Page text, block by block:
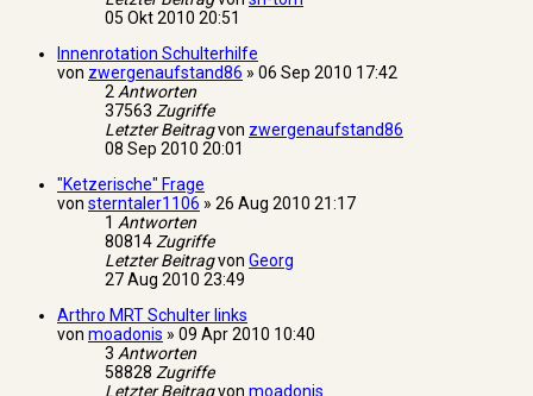
05 Okt 2010 20:51
Innenrotation Schulterhilfe
von zwergenaufstand86 » 06 Sep 2010 17:42
2Antworten
37563 Zugriffe
Letzter Beitragvon zwergenaufstand86
08 Sep 2010 20:01
"Ketzerische" Frage
von sterntaler1106 » 26 Aug 2010 21:17
1 Antworten
80814Zugriffe
Letzter Beitragvon Georg
27 Aug 2010 23:49
Arthro MRT Schulter links
von moadonis » 09 Apr 2010 10:40
3 Antworten
58828 Zugriffe
Letzter Beitragvon moadonis